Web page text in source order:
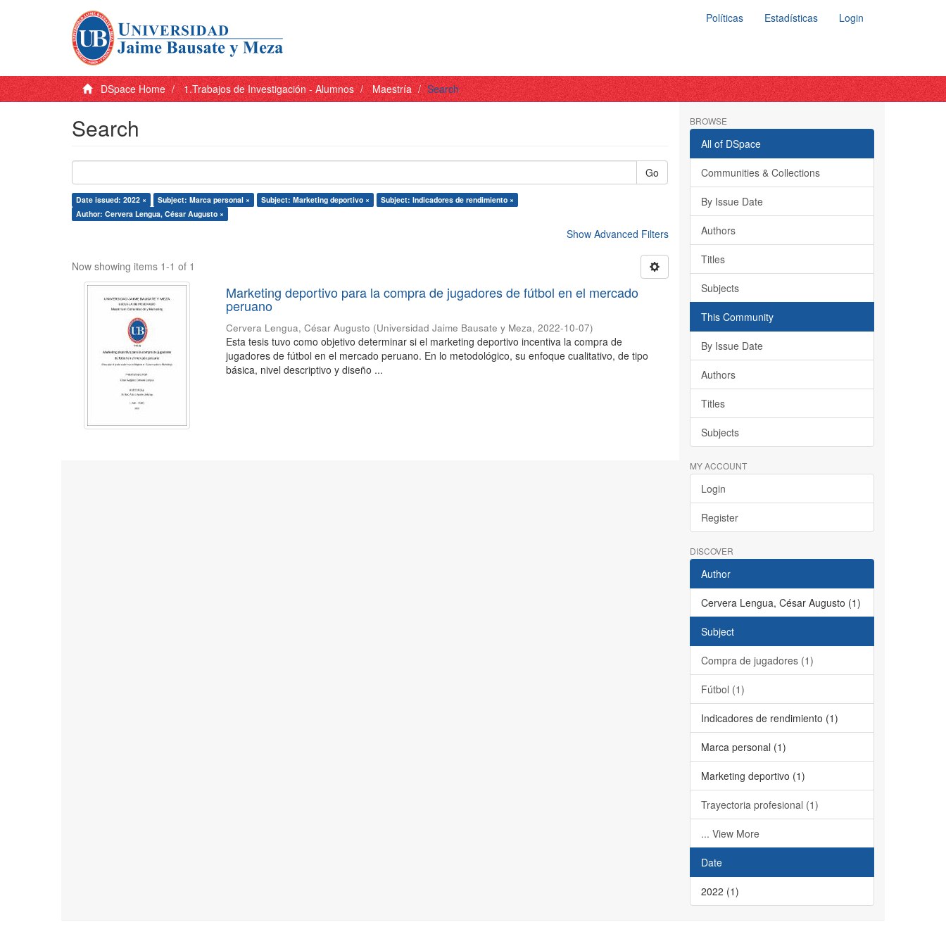
Políticas Estadísticas Login
DSpace Home 1.Trabajos de Investigación - Alumnos Maestría Search
Search
Go
Date issued: 2022 × Subject: Marca personal × Subject: Marketing deportivo ×
Subject: Indicadores de rendimiento ×
Author: Cervera Lengua, César Augusto ×
Show Advanced Filters
Now showing items 1-1 of 1
Marketing deportivo para la compra de jugadores de fútbol en el mercado
peruano
Cervera Lengua, César Augusto (Universidad Jaime Bausate y Meza,2022-10-07)
Esta tesis tuvo como objetivo determinar si el marketing deportivo incentiva la compra de
jugadores de fútbol en el mercado peruano. En lo metodológico, su enfoque cualitativo, de tipo
básica, nivel descriptivo y diseño ...
BROWSE
All of DSpace
Communities & Collections
By Issue Date
Authors
Titles
Subjects
This Community
By Issue Date
Authors
Titles
Subjects
MY ACCOUNT
Login
Register
DISCOVER
Author
Cervera Lengua, César Augusto (1)
Subject
Compra de jugadores (1)
Fútbol (1)
Indicadores de rendimiento (1)
Marca personal (1)
Marketing deportivo (1)
Trayectoria profesional (1)
... View More
Date
2022 (1)